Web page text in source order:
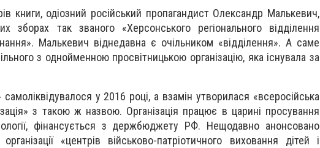
книги, одіозний російський пропагандист Олександр Малькевич,
зборах так званого «Херсонського регіонального відділення
Малькевич віднедавна є очільником «відділення». А саме
з однойменною просвітницькою організацію, яка існувала за
у 2016 році, а взамін утворилася «всеросійська
з такою ж назвою. Організація працює в царині просування
фінансується з держбюджету РФ. Нещодавно анонсовано
«центрів військово-патріотичного виховання дітей і